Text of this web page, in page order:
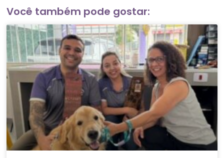
Você também pode gostar: